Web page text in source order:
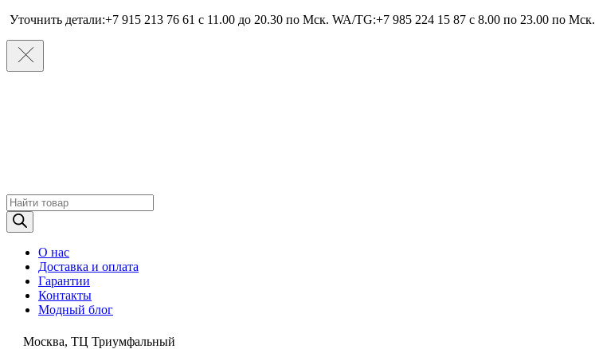
Уточнить детали:+7 915 213 76 61 c 11.00 до 20.30 по Мcк. WA/TG:+7 985 224 15 87 c 8.00 по 23.00 по Мcк.
Поиск
товаров
О нас
Доставка и оплата
Гарантии
Контакты
Модный блог
Москва, ТЦ Триумфальный